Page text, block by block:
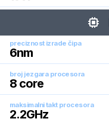
preciznost izrade čipa
6nm
broj jezgara procesora
8 core
maksimalni takt procesora
2.2GHz